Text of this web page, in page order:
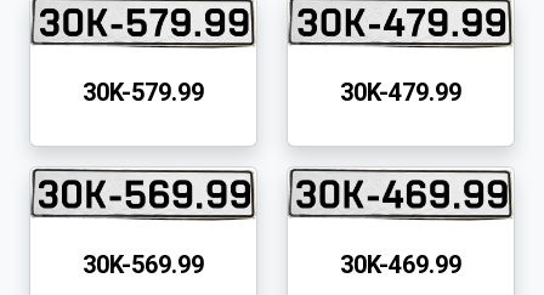
30K-579.99 30K-479.99
30K-569.99 30K-469.99